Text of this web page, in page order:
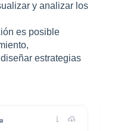
y analizar los
es posible
estrategias